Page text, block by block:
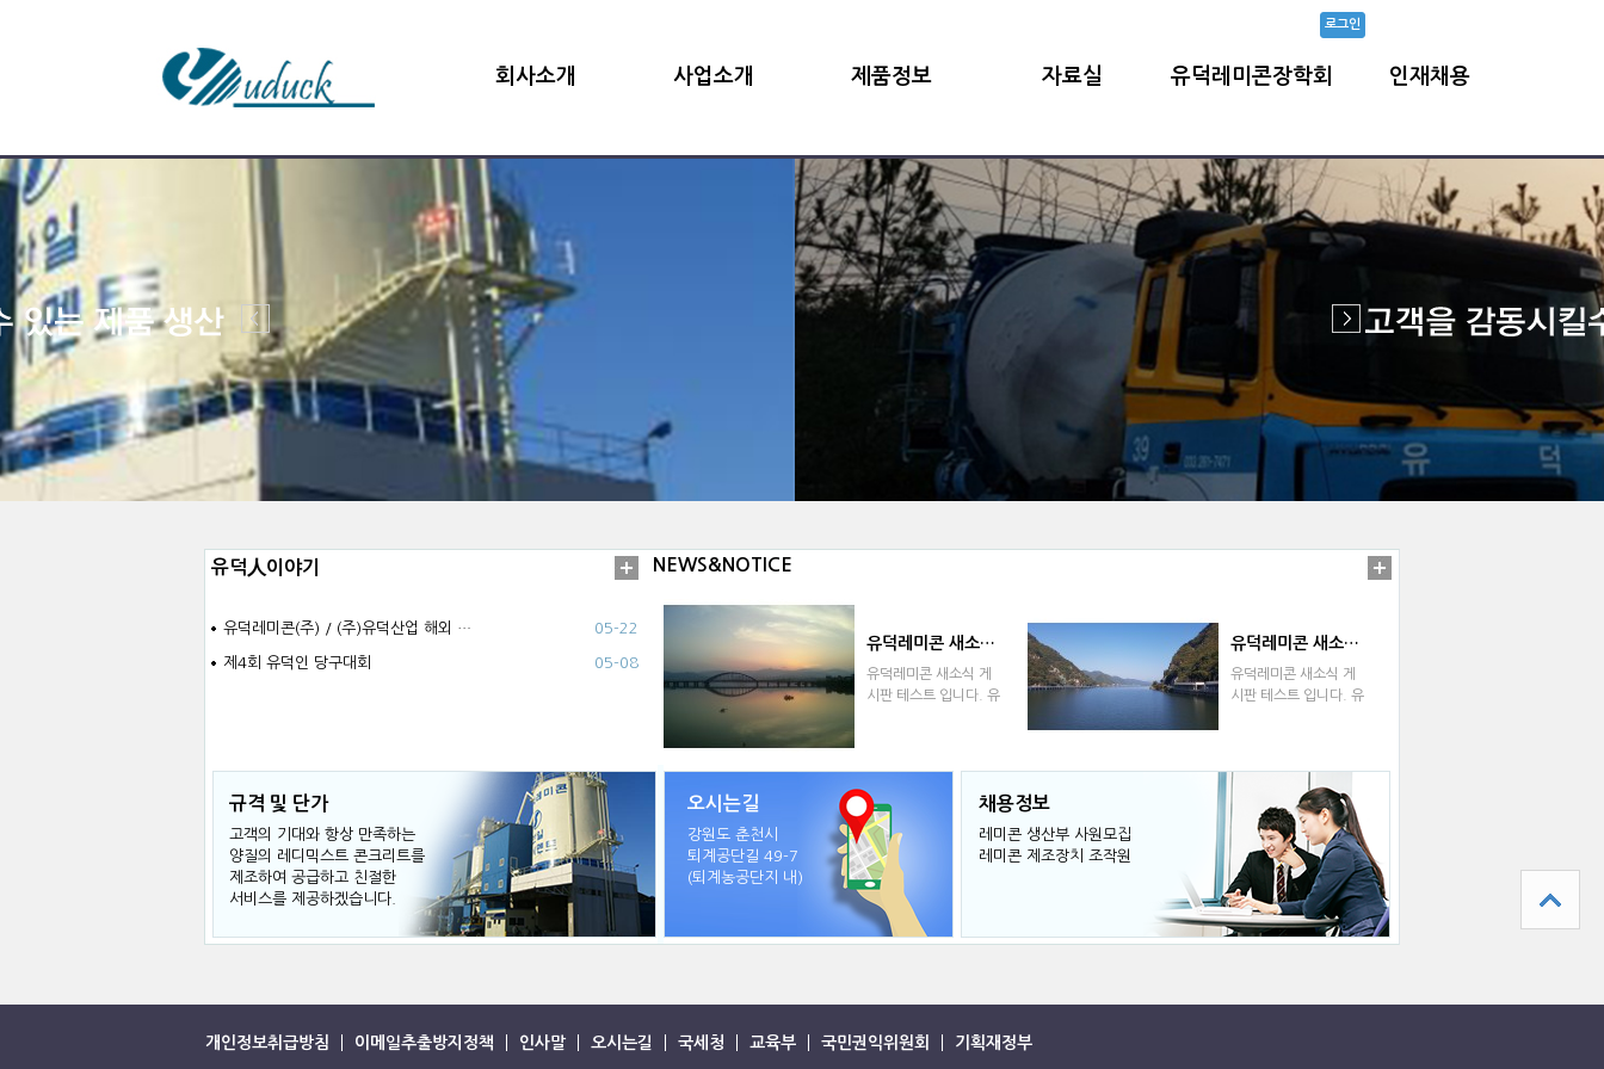
회사소개
기업이념
연혁
오시는길
사업소개 제품정보
레미콘의 이해
규격 및 단가
생산공정
자료실
사업자등록증
공장등록증
한국산업규격표시인증서
레미콘사용설명서
유덕레미콘장학회
장학회 소개
장학사업
정보공개
인재채용
채용공고
유덕人이야기
로그인
유덕人이야기
유덕레미콘(주) / (주)유덕산업 해외 … 05-22
제4회 유덕인 당구대회 05-08
NEWS&NOTICE
유덕레미콘 새소식 게시판 테스트 입니다. 유덕레미콘 새소식 게시판 테스트…
유덕레미콘 새소식 게
시판 테스트 입니다. 유
유덕레미콘 새소식 게시판 테스트 입니다. 유덕레미콘 새소식 게시판 테스트…
유덕레미콘 새소식 게
시판 테스트 입니다. 유
더보기
규격 및 단가
고객의 기대와 항상 만족하는
양질의 레디믹스트 콘크리트를
제조하여 공급하고 친절한
서비스를 제공하겠습니다.
오시는길
강원도 춘천시
퇴계공단길 49-7
(퇴계농공단지 내)
채용정보
레미콘 생산부 사원모집
레미콘 제조장치 조작원
개인정보취급방침 이메일추출방지정책 인사말 오시는길 국세청 교육부 국민권익위원회 기획재정부